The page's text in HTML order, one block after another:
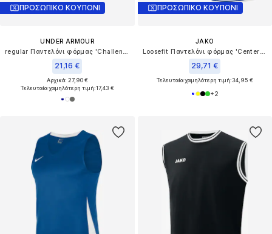
ΠΡΟΣΩΠΙΚΟ ΚΟΥΠΟΝΙ
UNDER ARMOUR
21,16 €
Αρχικά: 27,90 €
Τελευταία χαμηλότερη τιμή:17,43 €
ΠΡΟΣΩΠΙΚΟ ΚΟΥΠΟΝΙ
JAKO
29,71 €
Τελευταία χαμηλότερη τιμή:34,95 €
+2